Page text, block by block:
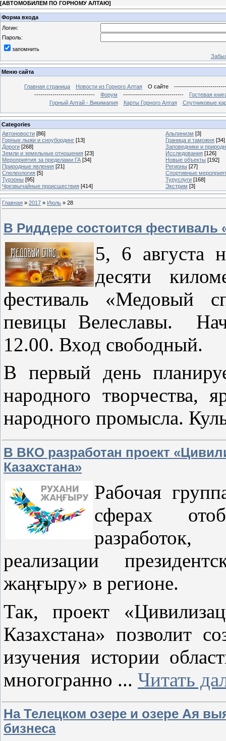
[АВТОМОБИЛЕМ ПО ГОРНОМУ АЛТАЮ]
Форма входа
Логин:
Пароль:
запомнить
Меню сайта
Главная страница Новости из Горного Алтая О сайте
------------------------------
Форум ------------------------------
Гостевая
Горный Алтай - Викимапия
Карты Горного Алтая Спутниковые
Categories
Автоновости [86] Альпинизм [3]
Горные лыжи и сноубординг [13] Граница и таможня [34]
Дороги [268]
Заповедники и
Земли и земельные отношения [23] Исследования [126]
Мероприятия за пределами ГА [34] Новые объекты [192]
Природные явления [21] Регионы [27]
Спелеология [5]
Спортивные
Турзоны [95] Туруслуги [168]
Чрезвычайные происшествия [414] Экстрим [3]
Главная » 2017 » Июль » 28
В Риддере состоится фестиваль
5, 6 августа
десяти
фестиваль «Медовый
певицы Велеславы.
12.00. Вход свободный.
В первый день
народного творчества,
народного промысла.
В ВКО разработан проект
Казахстана»
Рабочая
сферах
реализации
жаңғыру» в регионе.
Так, проект
Казахстана» позволит
изучения истории
многогранно ... Читать
На Телецком озере и озере Ая
бизнеса